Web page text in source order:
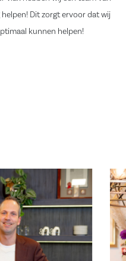
Dit zorgt ervoor dat wij
kunnen helpen!